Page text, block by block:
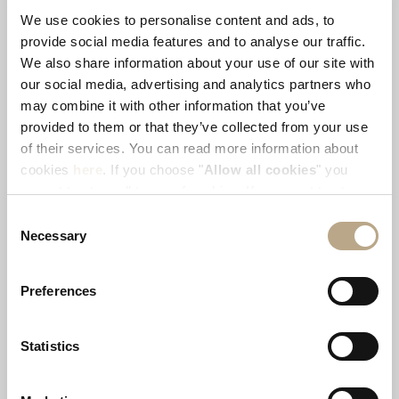
We use cookies to personalise content and ads, to
provide social media features and to analyse our traffic.
We also share information about your use of our site with
our social media, advertising and analytics partners who
may combine it with other information that you’ve
provided to them or that they’ve collected from your use
of their services. You can read more information about
cookies
. If you choose "Allow all cookies" you
accept to store all types of cookies. If you want to store
tick boxes below, and then click "
Allow selection".
Selection
Necessary
Preferences
Statistics
UNCATEGORIZED (5)
VOLUNTEERISM (4)